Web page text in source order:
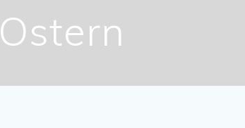
Ostern